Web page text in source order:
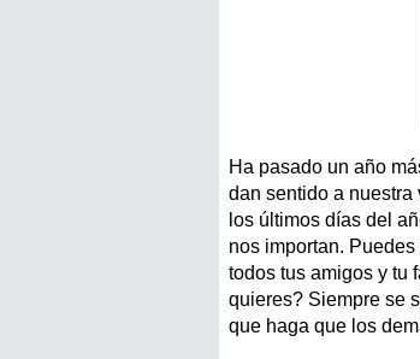
Ha pasado un año
dan sentido a nuestra
los últimos días del
nos importan. Puedes
todos tus amigos y tu
quieres? Siempre se
que haga que los